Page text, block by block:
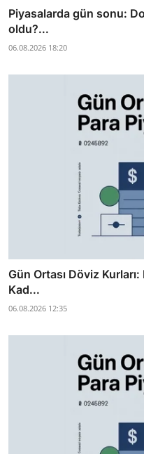
Piyasalarda gün sonu:
oldu?...
06.08.2026 18:20
Gün Ortası Döviz
Kad...
06.08.2026 12:35